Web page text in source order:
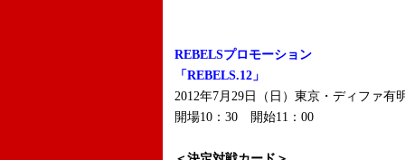
REBELSプロモーション
「REBELS.12」
2012年7月29日（日）東京・ディファ有
開場10：30 開始11：00